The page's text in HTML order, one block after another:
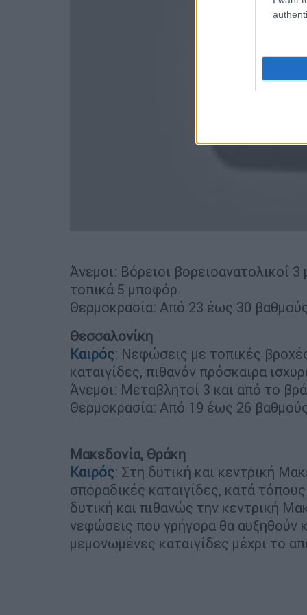
Άνεμοι: Βόρειοι βορειοανατολικοί
τοπικά 5 μποφόρ.
Θερμοκρασία: Από 23 έως 30
Θεσσαλονίκη
Καιρός: Νεφώσεις με τοπικές
καταιγίδες, πιθανόν πρόσκαιρα
Άνεμοι: Μεταβλητοί 3 και από το
Θερμοκρασία: Από 19 έως 26
Μακεδονία, Θράκη
Καιρός: Στη δυτική και κεντρική
σποραδικές καταιγίδες, κατά
δυτική και πιθανώς την κεντρική
νεφώσεις που γρήγορα θα αυξηθούν
μεμονωμένες καταιγίδες μέχρι το